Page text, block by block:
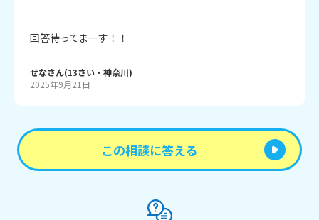
回答待ってまーす！！
せなさん(13さい・ 神奈川)
2025年9月21日
この相談に答える